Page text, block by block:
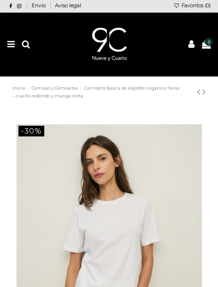
Envío Aviso legal Favoritos (0)
0
Inicio Camisas y Camisetas
Camiseta básica de algodón orgánico Yerse
– cuello redondo y manga corta
-30%